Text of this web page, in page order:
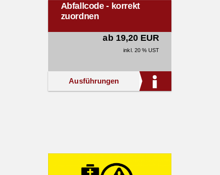
Abfallcode - korrekt
zuordnen
ab 19,20 EUR
inkl. 20 % UST
Ausführungen